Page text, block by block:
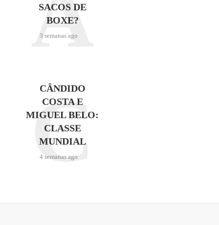
SACOS DE
BOXE?
3 semanas ago
CÂNDIDO
COSTA E
MIGUEL BELO:
CLASSE
MUNDIAL
4 semanas ago
C